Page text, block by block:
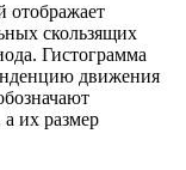
скользящих
Гистограмма
движения
их размер